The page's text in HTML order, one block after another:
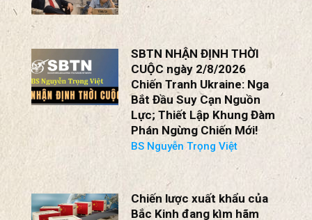
“CỦA NGƯỜI PHÚC TA”. . .
ra “Xiêu hồn lạc phách”.
Trần nguyên Thao
SBTN NHẬN ĐỊNH THỜI
CUỘC ngày 2/8/2026
Chiến Tranh Ukraine: Nga
Bắt Đầu Suy Cạn Nguồn
Lực; Thiết Lập Khung Đàm
Phán Ngừng Chiến Mới!